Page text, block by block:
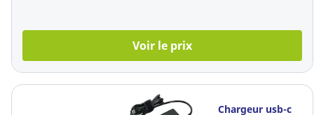
Voir le prix
Chargeur usb-c